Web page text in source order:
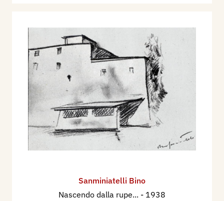
Sanminiatelli Bino
Nascendo dalla rupe... - 1938